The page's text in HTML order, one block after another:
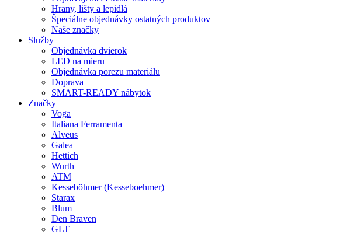
Hrany, lišty a lepidlá
Špeciálne objednávky ostatných produktov
Naše značky
Služby
Objednávka dvierok
LED na mieru
Objednávka porezu materiálu
Doprava
SMART-READY nábytok
Značky
Voga
Italiana Ferramenta
Alveus
Galea
Hettich
Wurth
ATM
Kesseböhmer (Kesseboehmer)
Starax
Blum
Den Braven
GLT